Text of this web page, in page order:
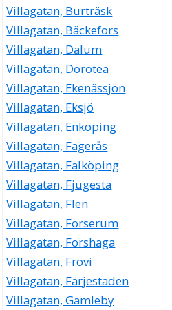
Villagatan, Burträsk
Villagatan, Bäckefors
Villagatan, Dalum
Villagatan, Dorotea
Villagatan, Ekenässjön
Villagatan, Eksjö
Villagatan, Enköping
Villagatan, Fagerås
Villagatan, Falköping
Villagatan, Fjugesta
Villagatan, Flen
Villagatan, Forserum
Villagatan, Forshaga
Villagatan, Frövi
Villagatan, Färjestaden
Villagatan, Gamleby